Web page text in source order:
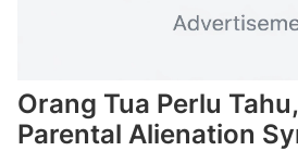
Orang Tua Perlu
Parental Alienation